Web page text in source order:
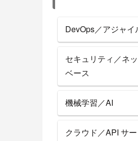
DevOps／アジャイ
セキュリティ／ネ
ベース
機械学習／AI
クラウド／API サ